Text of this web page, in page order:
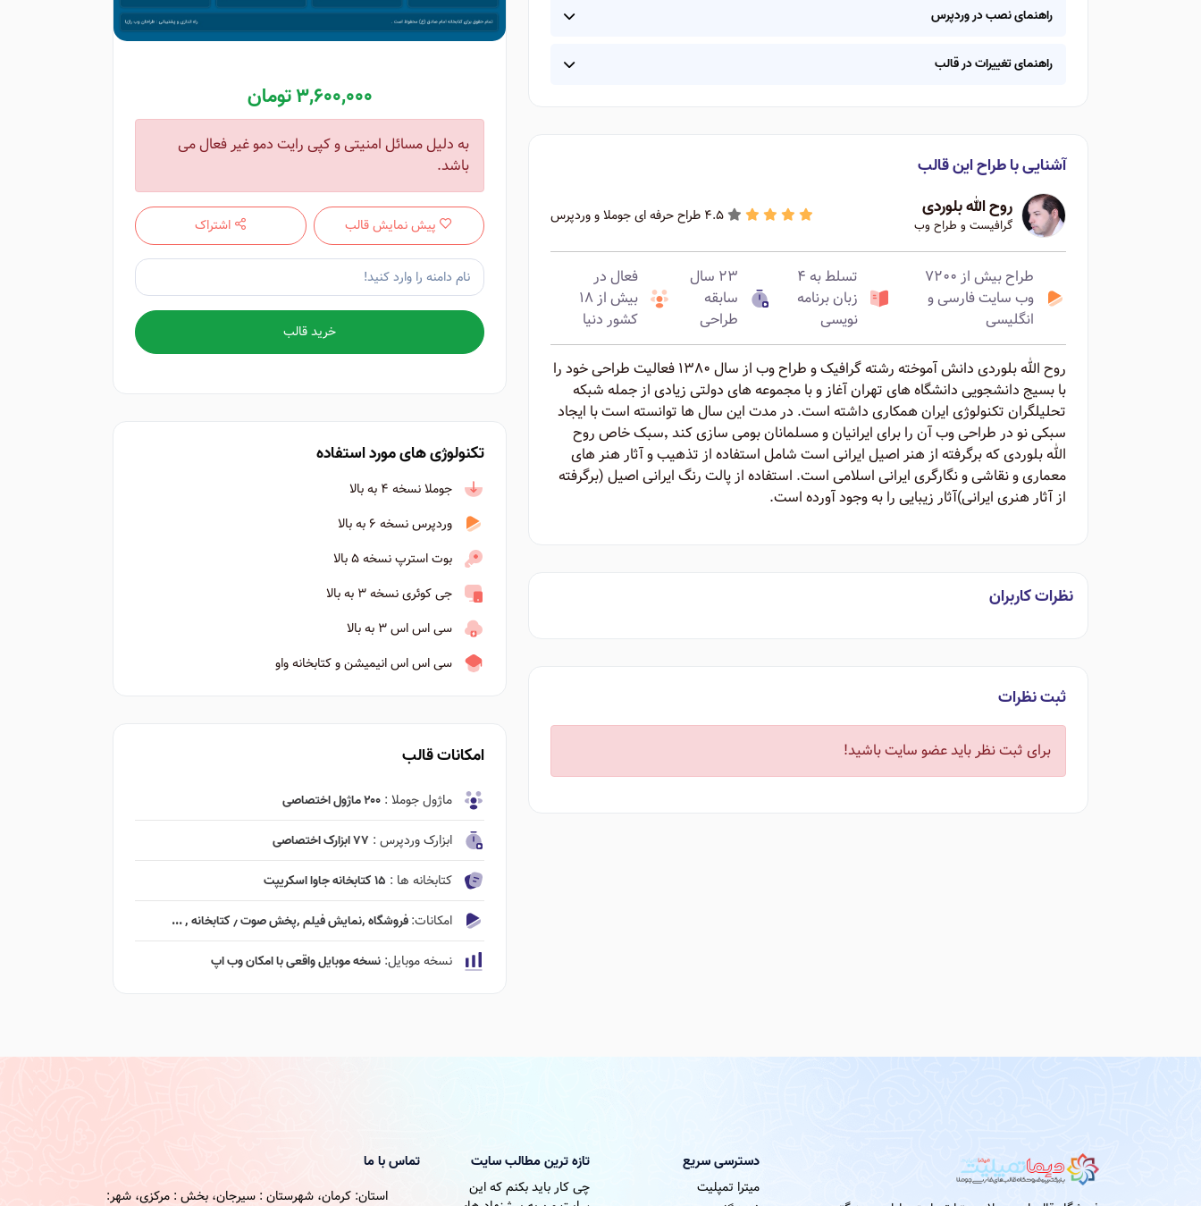
راهنمای نصب در وردپرس
راهنمای تغییرات در قالب
آشنایی با طراح این قالب
روح الله بلوردی
گرافیست و طراح وب 4.5 طراح حرفه ای جوملا و وردپرس
طراح بیش از ۷۲۰۰
وب سایت فارسی و
انگلیسی
تسلط به ۴
زبان برنامه
نویسی
۲۳ سال
سابقه
طراحی
فعال در
بیش از ۱۸
کشور دنیا
روح الله بلوردی دانش آموخته رشته گرافیک و طراح وب از سال ۱۳۸۰ فعالیت طراحی خود را
با بسیج دانشجویی دانشگاه های تهران آغاز و با مجموعه های دولتی زیادی از جمله شبکه
تحلیلگران تکنولوژی ایران همکاری داشته است. در مدت این سال ها توانسته است با ایجاد
سبکی نو در طراحی وب آن را برای ایرانیان و مسلمانان بومی سازی کند ٬‌سبک خاص روح
الله بلوردی که برگرفته از هنر اصیل ایرانی است شامل استفاده از تذهیب و آثار هنر های
معماری و نقاشی و نگارگری ایرانی اسلامی است. استفاده از پالت رنگ ایرانی اصیل (برگرفته
از آثار هنری ایرانی)‌آثار زیبایی را به وجود آورده است.
نظرات کاربران
ثبت نظرات
برای ثبت نظر باید عضو سایت باشید!
3,600,000 تومان
به دلیل مسائل امنیتی و کپی رایت دمو غیر فعال می
باشد.
پیش نمایش قالب اشتراک
خرید قالب
تکنولوژی های مورد استفاده
جوملا نسخه ۴ به بالا
وردپرس نسخه ۶ به بالا
بوت استرپ نسخه ۵ بالا
جی کوئری نسخه ۳ به بالا
سی اس اس ۳ به بالا
سی اس اس انیمیشن و کتابخانه واو
امکانات قالب
ماژول جوملا : ۲۰۰ ماژول اختصاصی
ابزارک وردپرس : ۷۷ ابزارک اختصاصی
کتابخانه ها : ۱۵ کتابخانه جاوا اسکریپت
امکانات:فروشگاه ٬‌نمایش فیلم ٬‌پخش صوت ٫ کتابخانه ٬ ...
نسخه موبایل: نسخه موبایل واقعی با امکان وب اپ
دسترسی سریع
میترا تمپلیت
تازه ترین مطالب سایت
چی کار باید بکنم که این
تماس با ما
استان: کرمان، شهرستان : سیرجان، بخش : مرکزی، شهر: